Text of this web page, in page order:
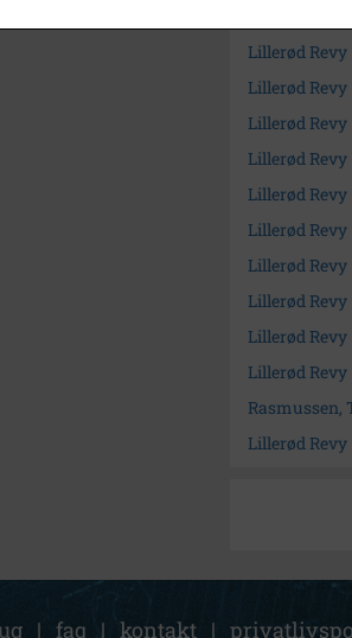
Lillerød Revy
Lillerød Revy
Lillerød Revy
Lillerød Revy
Lillerød Revy
Lillerød Revy
Lillerød Revy
Lillerød Revy
Lillerød Revy
Lillerød Revy
Rasmussen,
Lillerød Revy
| faq | kontakt |